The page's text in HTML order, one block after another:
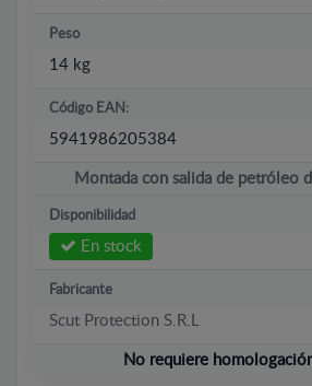
Peso
14 kg
Código EAN:
5941986205384
Montada con salida de petróleo
Disponibilidad
En stock
Fabricante
Scut Protection S.R.L
No requiere